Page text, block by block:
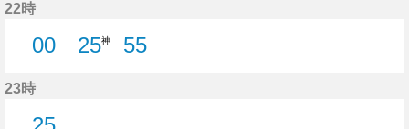
22時
00
25神
55
23時